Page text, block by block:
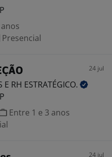
Presencial
24 jul
E RH ESTRATÉGICO.
Entre 1 e 3 anos
24 jul